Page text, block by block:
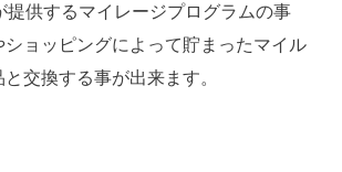
提供するマイレージプログラムの事
ショッピングによって貯まったマイル
交換する事が出来ます。